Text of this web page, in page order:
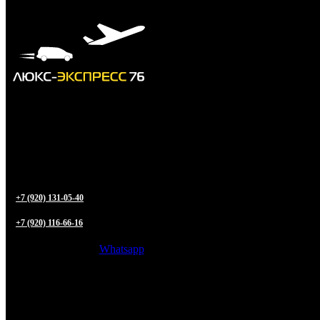
+7 (920) 131-05-40
+7 (920) 116-66-16
Whatsapp